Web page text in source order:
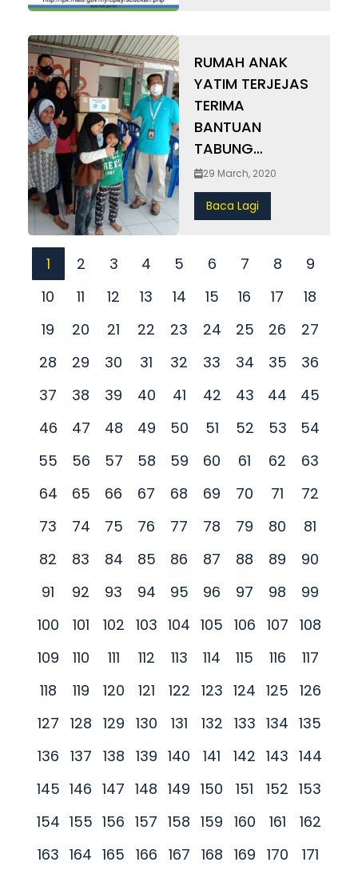
RUMAH ANAK
YATIM TERJEJAS
TERIMA
BANTUAN
TABUNG
PRIHATIN
COVID-19 MAIS
29 March, 2020
Baca Lagi
1 2 3 4 5 6 7 8
9
10
11 12 13 14 15 16 17
18
19
20 21 22 23 24 25 26
27
28
29 30 31 32 33 34 35
36
37
38 39 40 41 42 43 44
45
46
47 48 49 50 51 52 53
54
55
56 57 58 59 60 61 62
63
64
65 66 67 68 69 70 71
72
73
74 75 76 77 78 79 80
81
82
83 84 85 86 87 88 89
90
91
92 93 94 95 96 97 98
99
100
101 102 103 104 105 106 107 108
109
110 111 112 113 114 115 116
117
118
119 120 121 122 123 124 125 126
127 128 129 130 131 132 133 134 135
136 137 138 139 140 141 142 143 144
145 146 147 148 149 150 151 152 153
154 155 156 157 158 159 160 161
162
163 164 165 166 167 168 169 170 171